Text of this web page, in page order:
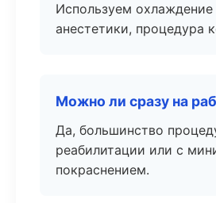
Используем охлаждение
анестетики, процедура
Можно ли сразу на
Да, большинство
реабилитации или с
покраснением.